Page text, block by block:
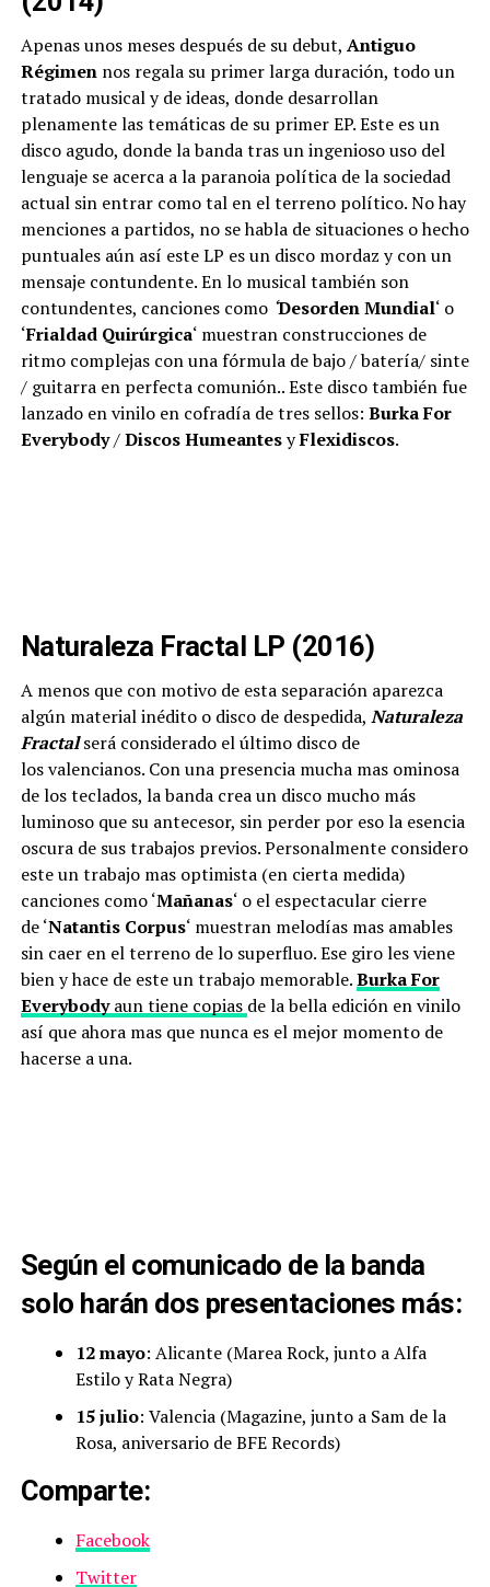
Apenas unos meses después de su debut, Antiguo
Régimennos regala su primer larga duración, todo un
tratado musical y de ideas, donde desarrollan
plenamente las temáticas de su primer EP. Este es un
disco agudo, donde la banda tras un ingenioso uso del
lenguaje se acerca a la paranoia política de la sociedad
actual sin entrar como tal en el terreno político. No hay
menciones a partidos, no se habla de situaciones o hecho
puntuales aún así este LP es un disco mordaz y con un
mensaje contundente. En lo musical también son
contundentes, canciones como ‘Desorden Mundial‘ o
‘Frialdad Quirúrgica‘ muestran construcciones de
ritmo complejas con una fórmula de bajo / batería/ sinte
/ guitarra en perfecta comunión.. Este disco también fue
lanzado en vinilo en cofradía de tres sellos: Burka For
Everybody/Discos HumeantesyFlexidiscos.
Naturaleza Fractal LP (2016)
A menos que con motivo de esta separación aparezca
algún material inédito o disco de despedida, Naturaleza
Fractalserá considerado el último disco de
los valencianos. Con una presencia mucha mas ominosa
de los teclados, la banda crea un disco mucho más
luminoso que su antecesor, sin perder por eso la esencia
oscura de sus trabajos previos. Personalmente considero
este un trabajo mas optimista (en cierta medida)
canciones como ‘Mañanas‘ o el espectacular cierre
de ‘Natantis Corpus‘ muestran melodías mas amables
sin caer en el terreno de lo superfluo. Ese giro les viene
bien y hace de este un trabajo memorable.Burka For
Everybodyaun tiene copias de la bella edición en vinilo
así que ahora mas que nunca es el mejor momento de
hacerse a una.
Según el comunicado de la banda
solo harán dos presentaciones más:
12 mayo: Alicante (Marea Rock, junto a Alfa
Estilo y Rata Negra)
15 julio: Valencia (Magazine, junto a Sam de la
Rosa, aniversario de BFE Records)
Comparte:
Facebook
Twitter